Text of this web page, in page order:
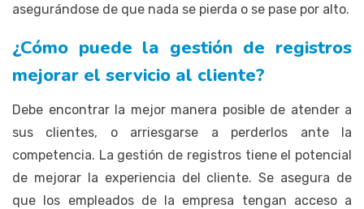
asegurándose de que nada se pierda o se pase por alto.
¿Cómo puede la gestión de registros
mejorar el servicio al cliente?
Debe encontrar la mejor manera posible de atender a
sus clientes, o arriesgarse a perderlos ante la
competencia. La gestión de registros tiene el potencial
de mejorar la experiencia del cliente. Se asegura de
que los empleados de la empresa tengan acceso a